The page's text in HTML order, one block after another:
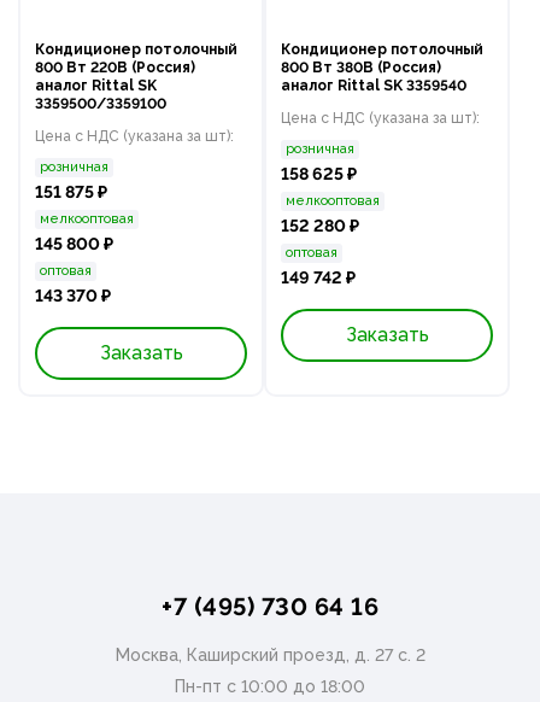
Кондиционер потолочный
800 Вт 220В (Россия)
аналог Rittal SK
3359500/3359100
Цена с НДС (указана за шт):
розничная
151 875 ₽
мелкооптовая
145 800 ₽
оптовая
143 370 ₽
Заказать
Кондиционер потолочный
800 Вт 380В (Россия)
аналог Rittal SK 3359540
Цена с НДС (указана за шт):
розничная
158 625 ₽
мелкооптовая
152 280 ₽
оптовая
149 742 ₽
Заказать
+7 (495) 730 64 16
Москва, Каширский проезд, д. 27 с. 2
Пн-пт с 10:00 до 18:00